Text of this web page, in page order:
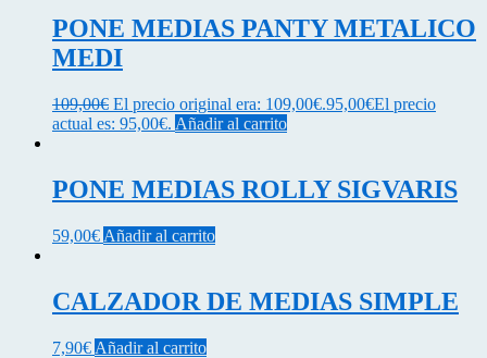
PONE MEDIAS PANTY METALICO
MEDI
109,00€ El precio original era: 109,00€.95,00€El precio
actual es: 95,00€. Añadir al carrito
PONE MEDIAS ROLLY SIGVARIS
59,00€ Añadir al carrito
CALZADOR DE MEDIAS SIMPLE
7,90€ Añadir al carrito